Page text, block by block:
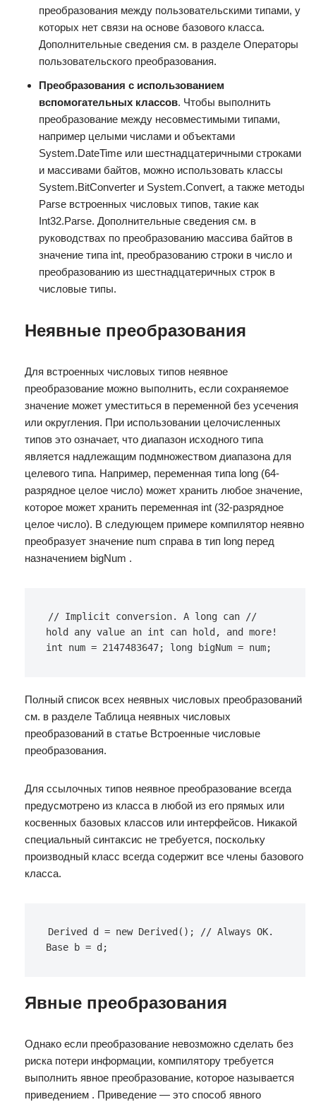
преобразования между пользовательскими типами, у
которых нет связи на основе базового класса.
Дополнительные сведения см. в разделе Операторы
пользовательского преобразования.
Преобразования с использованием
вспомогательных классов. Чтобы выполнить
преобразование между несовместимыми типами,
например целыми числами и объектами
System.DateTime или шестнадцатеричными строками
и массивами байтов, можно использовать классы
System.BitConverter и System.Convert, а также методы
Parse встроенных числовых типов, такие как
Int32.Parse. Дополнительные сведения см. в
руководствах по преобразованию массива байтов в
значение типа int, преобразованию строки в число и
преобразованию из шестнадцатеричных строк в
числовые типы.
Неявные преобразования
Для встроенных числовых типов неявное
преобразование можно выполнить, если сохраняемое
значение может уместиться в переменной без усечения
или округления. При использовании целочисленных
типов это означает, что диапазон исходного типа
является надлежащим подмножеством диапазона для
целевого типа. Например, переменная типа long (64-
разрядное целое число) может хранить любое значение,
которое может хранить переменная int (32-разрядное
целое число). В следующем примере компилятор неявно
преобразует значение num справа в тип long перед
назначением bigNum .
// Implicit conversion. A long can //
hold any value an int can hold, and more!
int num = 2147483647; long bigNum = num;
Полный список всех неявных числовых преобразований
см. в разделе Таблица неявных числовых
преобразований в статье Встроенные числовые
преобразования.
Для ссылочных типов неявное преобразование всегда
предусмотрено из класса в любой из его прямых или
косвенных базовых классов или интерфейсов. Никакой
специальный синтаксис не требуется, поскольку
производный класс всегда содержит все члены базового
класса.
Derived d = new Derived(); // Always OK.
Base b = d;
Явные преобразования
Однако если преобразование невозможно сделать без
риска потери информации, компилятору требуется
выполнить явное преобразование, которое называется
приведением . Приведение — это способ явного